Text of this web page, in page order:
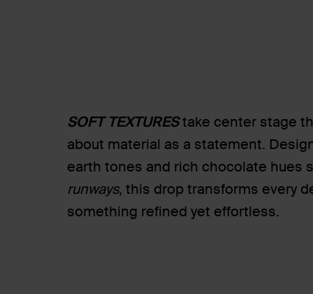
SOFT TEXTUREStake center stage
about material as a statement.
earth tones and rich chocolate hues
runways, this drop transforms every
something refined yet effortless.